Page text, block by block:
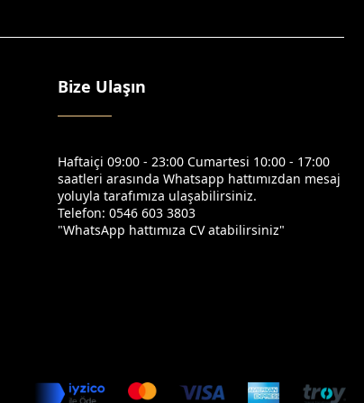
Bize Ulaşın
Haftaiçi 09:00 - 23:00 Cumartesi 10:00 - 17:00
saatleri arasında Whatsapp hattımızdan mesaj
yoluyla tarafımıza ulaşabilirsiniz.
Telefon: 0546 603 3803
"WhatsApp hattımıza CV atabilirsiniz"